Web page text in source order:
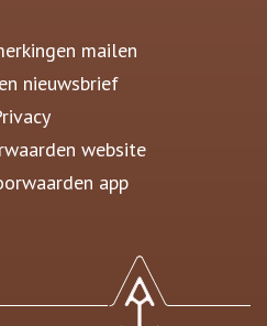
mailen
nieuwsbrief
website
app